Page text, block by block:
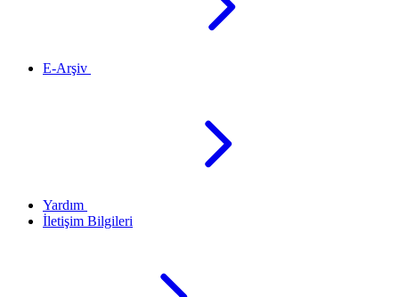
E-Arşiv
Yardım
İletişim Bilgileri